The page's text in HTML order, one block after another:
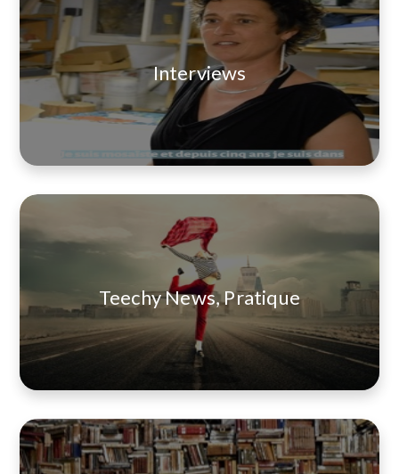
Interviews
Teechy News, Pratique